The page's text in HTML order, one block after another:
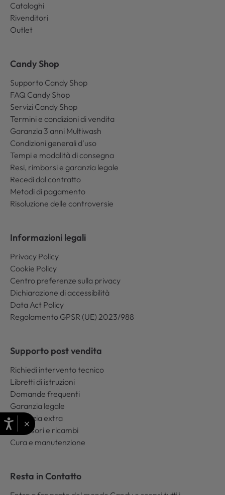
Cataloghi
Rivenditori
Outlet
Candy Shop
Supporto Candy Shop
FAQ Candy Shop
Servizi Candy Shop
Termini e condizioni di vendita
Garanzia 3 anni Multiwash
Condizioni generali d'uso
Tempi e modalità di consegna
Resi, rimborsi e garanzia legale
Recedi dal contratto
Metodi di pagamento
Risoluzione delle controversie
Informazioni legali
Privacy Policy
Cookie Policy
Centro preferenze sulla privacy
Dichiarazione di accessibilità
Data Act Policy
Regolamento GPSR (UE) 2023/988
Supporto post vendita
Richiedi intervento tecnico
Libretti di istruzioni
Domande frequenti
Garanzia legale
Garanzia extra
Accessori e ricambi
Cura e manutenzione
Resta in Contatto
×